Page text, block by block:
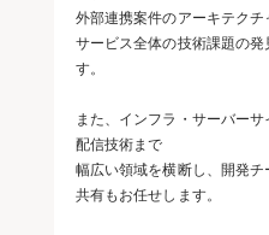
外部連携案件のアーキテクチ
サービス全体の技術課題の
す。
また、インフラ・サーバー
配信技術まで
幅広い領域を横断し、開発
共有もお任せします。